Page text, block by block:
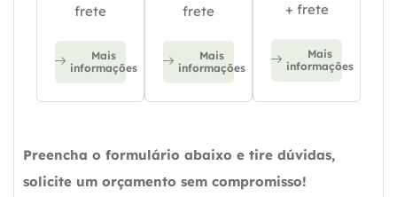
frete
Mais
informações
frete
Mais
informações
+ frete
Mais
informações
Preencha o formulário abaixo e tire dúvidas,
solicite um orçamento sem compromisso!